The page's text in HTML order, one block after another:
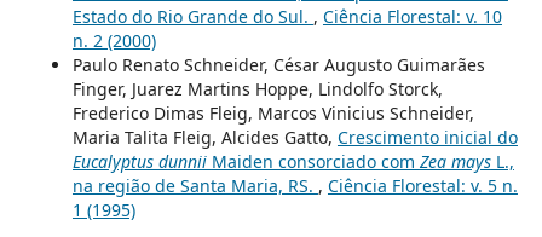
Estado do Rio Grande do Sul. , Ciência Florestal: v. 10
n. 2 (2000)
Paulo Renato Schneider, César Augusto Guimarães
Finger, Juarez Martins Hoppe, Lindolfo Storck,
Frederico Dimas Fleig, Marcos Vinicius Schneider,
Maria Talita Fleig, Alcides Gatto, Crescimento inicial do
Eucalyptus dunnii Maiden consorciado com Zea maysL.,
na região de Santa Maria, RS. , Ciência Florestal: v. 5 n.
1 (1995)